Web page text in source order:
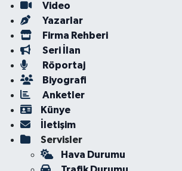
Video
Yazarlar
Firma Rehberi
Seri İlan
Röportaj
Biyografi
Anketler
Künye
İletişim
Servisler
Hava Durumu